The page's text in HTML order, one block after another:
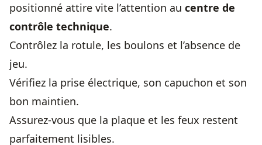
positionné attire vite l’attention au centre de
contrôle technique.
Contrôlez la rotule, les boulons et l’absence de
jeu.
Vérifiez la prise électrique, son capuchon et son
bon maintien.
Assurez-vous que la plaque et les feux restent
parfaitement lisibles.